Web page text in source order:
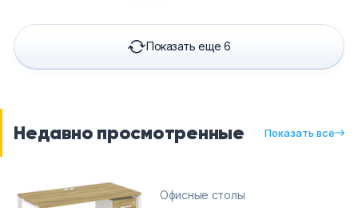
Показать еще 6
Недавно просмотренные Показать все
Офисные столы